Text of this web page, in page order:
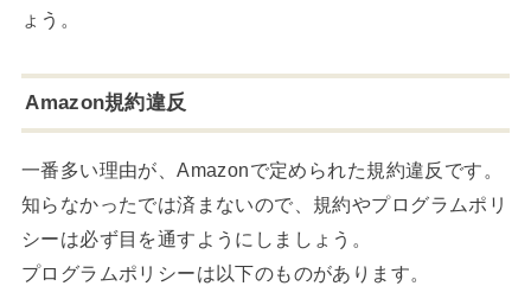
ょう。
Amazon規約違反
一番多い理由が、Amazonで定められた規約違反です。
知らなかったでは済まないので、規約やプログラムポリ
シーは必ず目を通すようにしましょう。
プログラムポリシーは以下のものがあります。